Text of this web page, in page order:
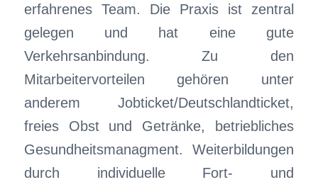
erfahrenes Team. Die Praxis ist zentral
gelegen und hat eine gute
Verkehrsanbindung. Zu den
Mitarbeitervorteilen gehören unter
anderem Jobticket/Deutschlandticket,
freies Obst und Getränke, betriebliches
Gesundheitsmanagment. Weiterbildungen
durch individuelle Fort- und